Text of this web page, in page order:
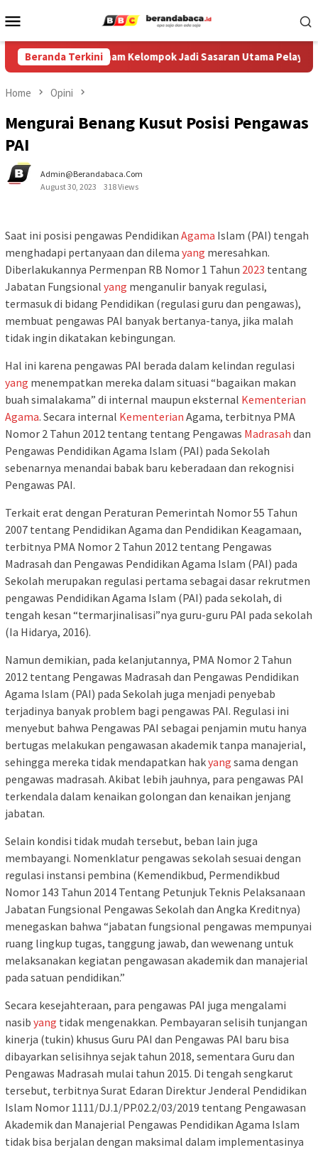
to
Menu
Beranda Terkini
Diperkuat, Enam Kelompok Jadi Sasaran Utama Pelayanan
Home Opini
Mengurai Benang Kusut Posisi Pengawas
PAI
Admin@berandabaca.com
August 30, 2023
318 Views
Saat ini posisi pengawas Pendidikan Agama Islam (PAI) tengah
menghadapi pertanyaan dan dilema yang meresahkan.
Diberlakukannya Permenpan RB Nomor 1 Tahun 2023 tentang
Jabatan Fungsional yang menganulir banyak regulasi,
termasuk di bidang Pendidikan (regulasi guru dan pengawas),
membuat pengawas PAI banyak bertanya-tanya, jika malah
tidak ingin dikatakan kebingungan.
Hal ini karena pengawas PAI berada dalam kelindan regulasi
yang menempatkan mereka dalam situasi “bagaikan makan
buah simalakama” di internal maupun eksternal Kementerian
Agama. Secara internal Kementerian Agama, terbitnya PMA
Nomor 2 Tahun 2012 tentang tentang Pengawas Madrasah dan
Pengawas Pendidikan Agama Islam (PAI) pada Sekolah
sebenarnya menandai babak baru keberadaan dan rekognisi
Pengawas PAI.
Terkait erat dengan Peraturan Pemerintah Nomor 55 Tahun
2007 tentang Pendidikan Agama dan Pendidikan Keagamaan,
terbitnya PMA Nomor 2 Tahun 2012 tentang Pengawas
Madrasah dan Pengawas Pendidikan Agama Islam (PAI) pada
Sekolah merupakan regulasi pertama sebagai dasar rekrutmen
pengawas Pendidikan Agama Islam (PAI) pada sekolah, di
tengah kesan “termarjinalisasi”nya guru-guru PAI pada sekolah
(Ia Hidarya, 2016).
Namun demikian, pada kelanjutannya, PMA Nomor 2 Tahun
2012 tentang Pengawas Madrasah dan Pengawas Pendidikan
Agama Islam (PAI) pada Sekolah juga menjadi penyebab
terjadinya banyak problem bagi pengawas PAI. Regulasi ini
menyebut bahwa Pengawas PAI sebagai penjamin mutu hanya
bertugas melakukan pengawasan akademik tanpa manajerial,
sehingga mereka tidak mendapatkan hakyang sama dengan
pengawas madrasah. Akibat lebih jauhnya, para pengawas PAI
terkendala dalam kenaikan golongan dan kenaikan jenjang
jabatan.
Selain kondisi tidak mudah tersebut, beban lain juga
membayangi. Nomenklatur pengawas sekolah sesuai dengan
regulasi instansi pembina (Kemendikbud, Permendikbud
Nomor 143 Tahun 2014 Tentang Petunjuk Teknis Pelaksanaan
Jabatan Fungsional Pengawas Sekolah dan Angka Kreditnya)
menegaskan bahwa “jabatan fungsional pengawas mempunyai
ruang lingkup tugas, tanggung jawab, dan wewenang untuk
melaksanakan kegiatan pengawasan akademik dan manajerial
pada satuan pendidikan.”
Secara kesejahteraan, para pengawas PAI juga mengalami
nasib yang tidak mengenakkan. Pembayaran selisih tunjangan
kinerja (tukin) khusus Guru PAI dan Pengawas PAI baru bisa
dibayarkan selisihnya sejak tahun 2018, sementara Guru dan
Pengawas Madrasah mulai tahun 2015. Di tengah sengkarut
tersebut, terbitnya Surat Edaran Direktur Jenderal Pendidikan
Islam Nomor 1111/DJ.1/PP.02.2/03/2019 tentang Pengawasan
Akademik dan Manajerial Pengawas Pendidikan Agama Islam
tidak bisa berjalan dengan maksimal dalam implementasinya